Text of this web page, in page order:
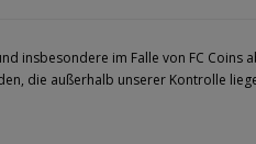
insbesondere im Falle von FC Coins
die außerhalb unserer Kontrolle